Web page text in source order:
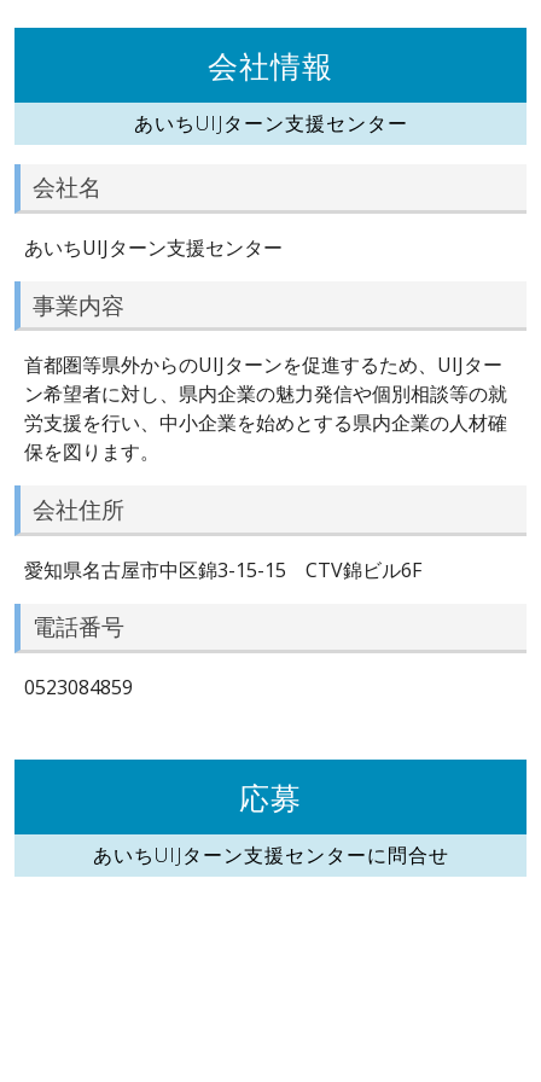
会社情報
あいちUIJターン支援センター
会社名
あいちUIJターン支援センター
事業内容
首都圏等県外からのUIJターンを促進するため、UIJター
ン希望者に対し、県内企業の魅力発信や個別相談等の就
労支援を行い、中小企業を始めとする県内企業の人材確
保を図ります。
会社住所
愛知県名古屋市中区錦3-15-15 CTV錦ビル6F
電話番号
0523084859
応募
あいちUIJターン支援センターに問合せ